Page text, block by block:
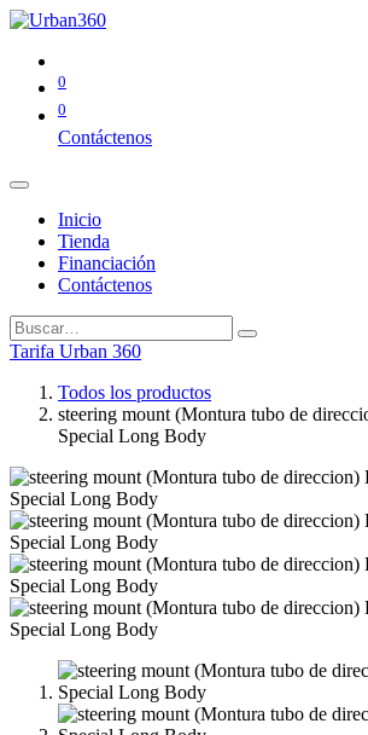
0
0
Contáctenos
Inicio
Tienda
Financiación
Contáctenos
Tarifa Urban 360
Todos los productos
steering mount (Montura tubo de
Special Long Body